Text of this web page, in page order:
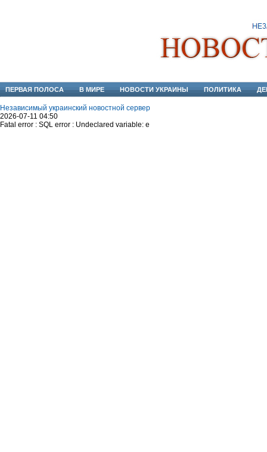
ПЕРВАЯ ПОЛОСА В МИРЕ НОВОСТИ УКРАИНЫ ПОЛИТИКА
Независимый украинский новостной сервер
2026-07-11 04:50
Fatal error : SQL error : Undeclared variable: e